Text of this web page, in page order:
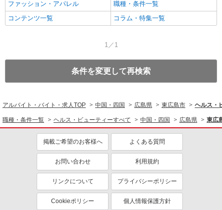
ファッション・アパレル
職種・条件一覧
コンテンツ一覧
コラム・特集一覧
1／1
条件を変更して再検索
アルバイト・バイト・求人TOP 中国・四国 広島県 東広島市 ヘルス・
職種・条件一覧 ヘルス・ビューティーすべて 中国・四国 広島県 東広
掲載ご希望のお客様へ よくある質問
お問い合わせ 利用規約
リンクについて プライバシーポリシー
Cookieポリシー 個人情報保護方針